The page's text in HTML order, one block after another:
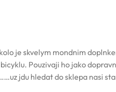
je skvelym mondnim
Pouzivaji ho jako
jdu hledat do sklepa nasi